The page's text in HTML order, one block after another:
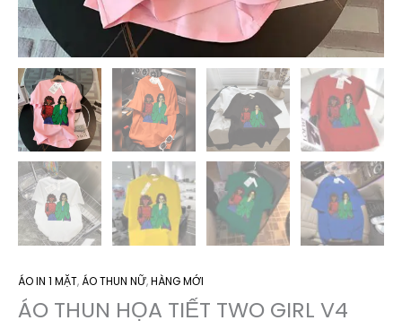
ÁO IN 1 MẶT, ÁO THUN NỮ,HÀNG MỚI
ÁO THUN HỌA TIẾT TWO GIRL V4